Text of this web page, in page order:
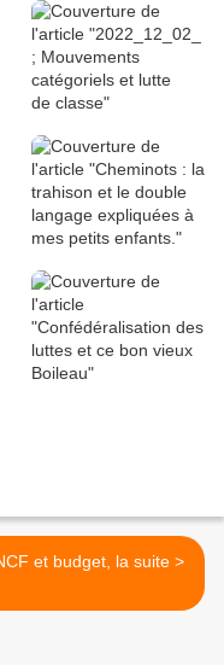
SNCF et budget, la suite >